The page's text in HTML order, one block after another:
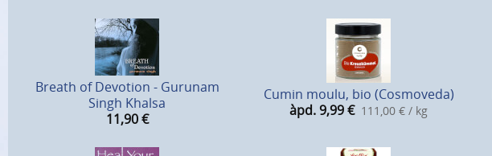
Breath of Devotion - Gurunam
Singh Khalsa
11,90 €
Cumin moulu, bio (Cosmoveda)
àpd. 9,99€ 111,00 € / kg